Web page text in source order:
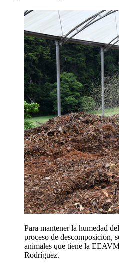
Para mantener la humedad
proceso de descomposición,
animales que tiene la
Rodríguez.